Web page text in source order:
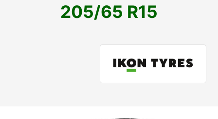
205/65 R15